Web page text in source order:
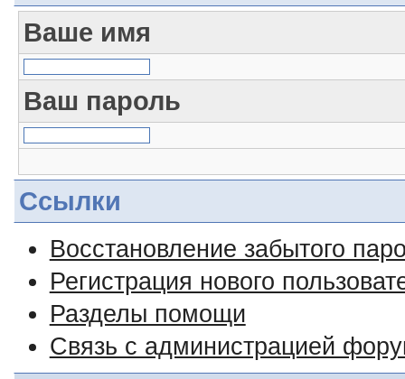
Ваше имя
Ваш пароль
Ссылки
Восстановление забытого
Регистрация нового
Разделы помощи
Связь с администрацией